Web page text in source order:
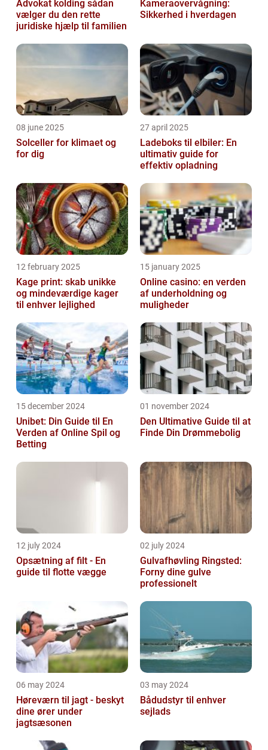
Advokat kolding sådan
vælger du den rette
juridiske hjælp til familien
Kameraovervågning:
Sikkerhed i hverdagen
08 june 2025
Solceller for klimaet og
for dig
27 april 2025
Ladeboks til elbiler: En
ultimativ guide for
effektiv opladning
12 february 2025
Kage print: skab unikke
og mindeværdige kager
til enhver lejlighed
15 january 2025
Online casino: en verden
af underholdning og
muligheder
15 december 2024
Unibet: Din Guide til En
Verden af Online Spil og
Betting
01 november 2024
Den Ultimative Guide til at
Finde Din Drømmebolig
12 july 2024
Opsætning af filt - En
guide til flotte vægge
02 july 2024
Gulvafhøvling Ringsted:
Forny dine gulve
professionelt
06 may 2024
Høreværn til jagt - beskyt
dine ører under
jagtsæsonen
03 may 2024
Bådudstyr til enhver
sejlads